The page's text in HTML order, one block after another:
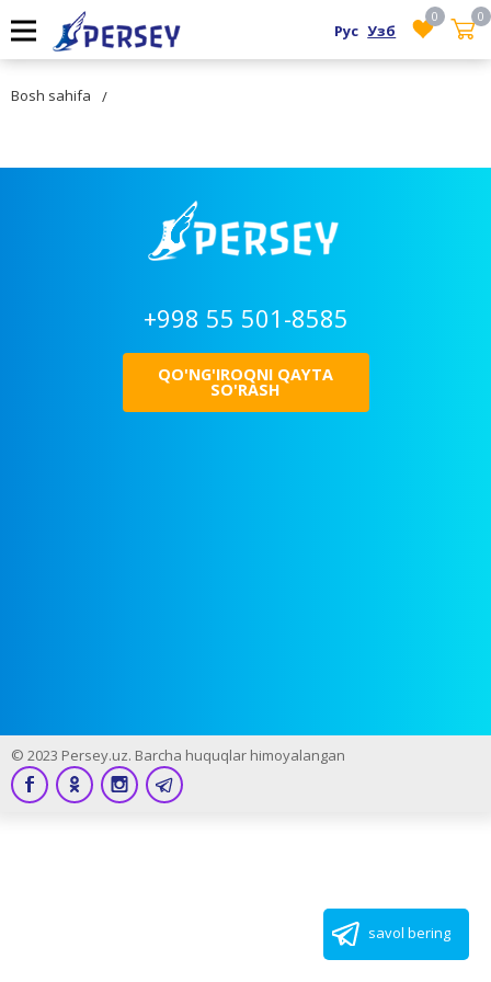
savol bering
0
0
Рус Узб
Bosh sahifa
+998 55 501-8585
QO'NG'IROQNI QAYTA
SO'RASH
© 2023 Persey.uz. Barcha huquqlar himoyalangan